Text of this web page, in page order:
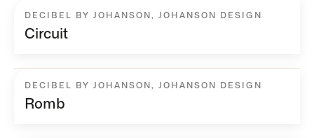
DECIBEL BY JOHANSON , JOHANSON DESIGN
Circuit
DECIBEL BY JOHANSON , JOHANSON DESIGN
Romb